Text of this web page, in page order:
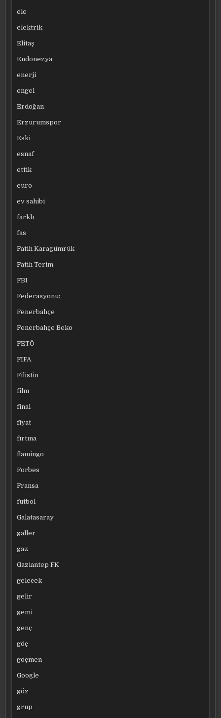
ele
elektrik
Elitaş
Endonezya
enerji
engel
Erdoğan
Erzurumspor
Eski
esnaf
ettik
euro
ev sahibi
farklı
fas
Fatih Karagümrük
Fatih Terim
FBI
Federasyonu:
Fenerbahçe
Fenerbahçe Beko
FETÖ
FIFA
Filistin
film
final
fiyat
fırtına
flamingo
Forbes
Fransa
futbol
Galatasaray
galler
gaz
Gaziantep FK
gelecek
gelir
gemi
genç
göç
göçmen
Google
göz
grup